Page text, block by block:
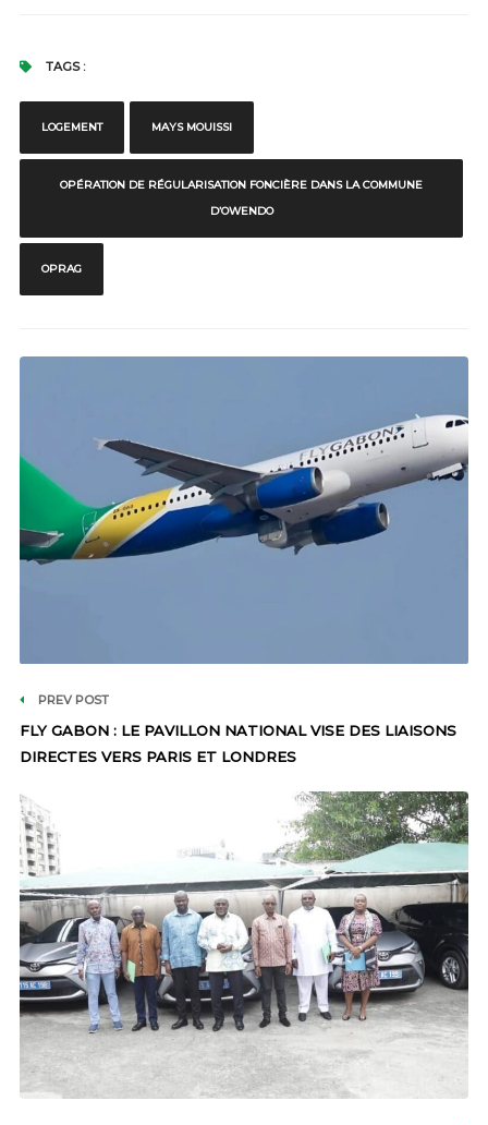
TAGS :
LOGEMENT MAYS MOUISSI
OPÉRATION DE RÉGULARISATION FONCIÈRE DANS LA COMMUNE
D’OWENDO
OPRAG
PREV POST
FLY GABON : LE PAVILLON NATIONAL VISE DES LIAISONS
DIRECTES VERS PARIS ET LONDRES